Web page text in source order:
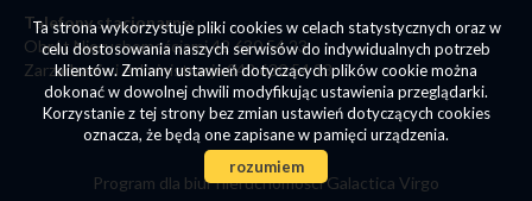
Telefony stacjonarne:
Obrót Nieruchomościami 42 630 54 23
Zarzadzanie i Administracja 042 630 54 23
Program dla biur nieruchomościGalactica Virgo
Ta strona wykorzystuje pliki cookies w celach statystycznych oraz w
celu dostosowania naszych serwisów do indywidualnych potrzeb
klientów. Zmiany ustawień dotyczących plików cookie można
dokonać w dowolnej chwili modyfikując ustawienia przeglądarki.
Korzystanie z tej strony bez zmian ustawień dotyczących cookies
oznacza, że będą one zapisane w pamięci urządzenia.
rozumiem